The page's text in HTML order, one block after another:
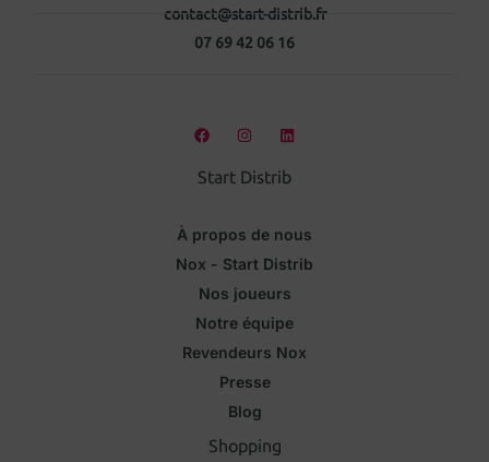
contact@start-distrib.fr
07 69 42 06 16
Start Distrib
À propos de nous
Nox - Start Distrib
Nos joueurs
Notre équipe
Revendeurs Nox
Presse
Blog
Shopping